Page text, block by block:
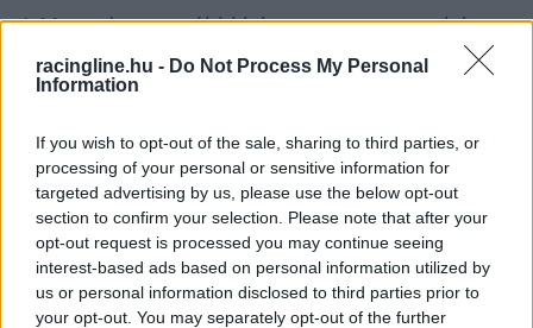
racingline.hu - Do Not Process My Personal
Information
If you wish to opt-out of the sale, sharing to third parties, or
processing of your personal or sensitive information for
targeted advertising by us, please use the below opt-out
section to confirm your selection. Please note that after your
opt-out request is processed you may continue seeing
interest-based ads based on personal information utilized by
us or personal information disclosed to third parties prior to
your opt-out. You may separately opt-out of the further
A Mercedes az utóbbi három versenyen tehát
egy kettős győzelemtől és egy kettős dobogótól
esett el műszaki hiba miatt, ami pedig igencsak
aggasztó, hogy még el sem kezdhette George
Russell montreali akkumulátor-problémájának
tüzetes kivizsgálását, lévén az autójából kiszerelt
akkumulátort biztonsági okok miatt tengeri
úton szállítják vissza Angliába.